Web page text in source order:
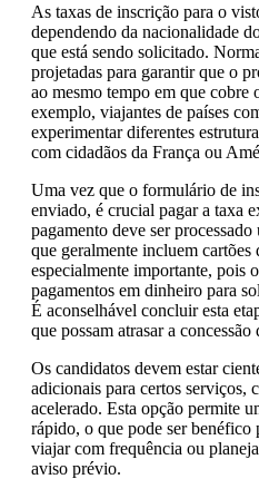
As taxas de inscrição para o
dependendo da nacionalidade
que está sendo solicitado.
projetadas para garantir que o
ao mesmo tempo em que cobre
exemplo, viajantes de países
experimentar diferentes
com cidadãos da França ou
Uma vez que o formulário de
enviado, é crucial pagar a taxa
pagamento deve ser
que geralmente incluem
especialmente importante, pois
pagamentos em dinheiro para
É aconselhável concluir esta
que possam atrasar a concessão
Os candidatos devem estar
adicionais para certos serviços,
acelerado. Esta opção permite
rápido, o que pode ser benéfico
viajar com frequência ou
aviso prévio.